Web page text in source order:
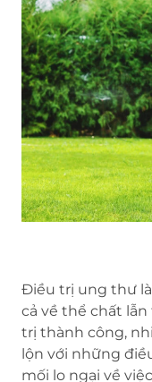
Điều trị ung thư
cả về thể chất
trị thành công,
lộn với những
mối lo ngại về